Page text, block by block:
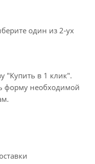
один из 2-ух
"Купить в 1 клик".
форму необходимой